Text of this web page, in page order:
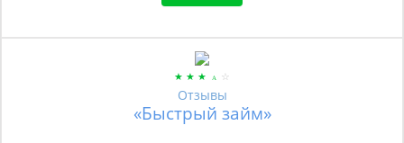
Отзывы
«Быстрый займ»